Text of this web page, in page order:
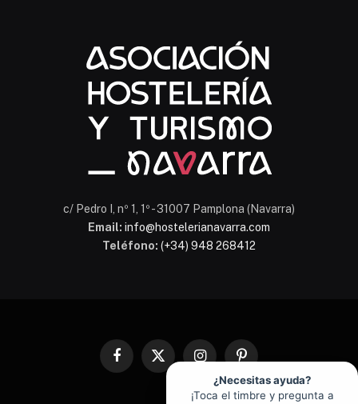
¿Necesitas ayuda?
¡Toca el timbre y pregunta a
Chatbot Hostelería Navarra
En línea
c/ Pedro I, nº 1, 1º - 31007 Pamplona (Navarra)
Email: info@hostelerianavarra.com
Teléfono: (+34) 948 268412
Facebook
X
(Twitter)
InstagramPinterest